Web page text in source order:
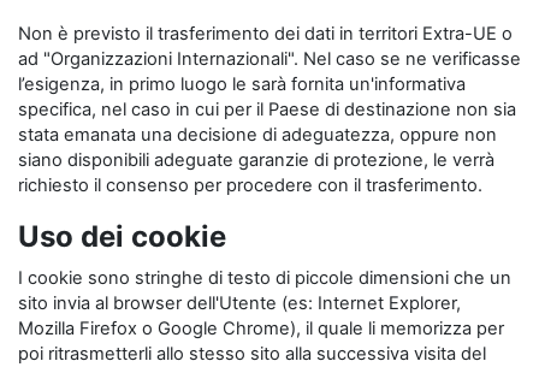
Non è previsto il trasferimento dei dati in territori Extra-UE o
ad "Organizzazioni Internazionali". Nel caso se ne verificasse
l’esigenza, in primo luogo le sarà fornita un'informativa
specifica, nel caso in cui per il Paese di destinazione non sia
stata emanata una decisione di adeguatezza, oppure non
siano disponibili adeguate garanzie di protezione, le verrà
richiesto il consenso per procedere con il trasferimento.
Uso dei cookie
I cookie sono stringhe di testo di piccole dimensioni che un
sito invia al browser dell'Utente (es: Internet Explorer,
Mozilla Firefox o Google Chrome), il quale li memorizza per
poi ritrasmetterli allo stesso sito alla successiva visita del